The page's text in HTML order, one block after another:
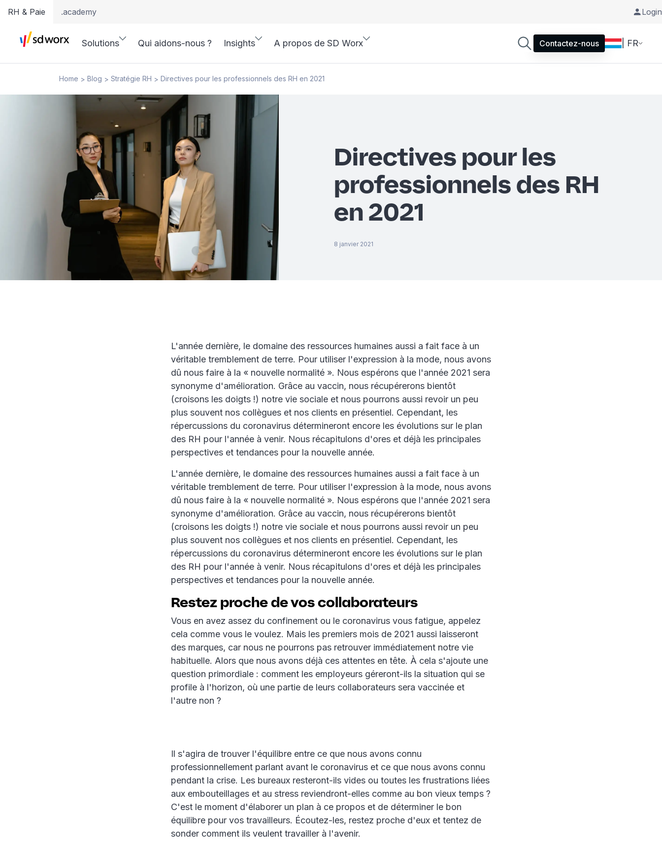
RH & Paie .academy Login
Solutions Qui aidons-nous ? Insights A propos de SD Worx Contactez-nous | FR
Home > Blog > Stratégie RH > Directives pour les professionnels des RH en 2021
Directives pour les
professionnels des RH
en 2021
8 janvier 2021
L'année dernière, le domaine des ressources humaines aussi a fait face à un
véritable tremblement de terre. Pour utiliser l'expression à la mode, nous avons
dû nous faire à la « nouvelle normalité ». Nous espérons que l'année 2021 sera
synonyme d'amélioration. Grâce au vaccin, nous récupérerons bientôt
(croisons les doigts !) notre vie sociale et nous pourrons aussi revoir un peu
plus souvent nos collègues et nos clients en présentiel. Cependant, les
répercussions du coronavirus détermineront encore les évolutions sur le plan
des RH pour l'année à venir. Nous récapitulons d'ores et déjà les principales
perspectives et tendances pour la nouvelle année.
L'année dernière, le domaine des ressources humaines aussi a fait face à un
véritable tremblement de terre. Pour utiliser l'expression à la mode, nous avons
dû nous faire à la « nouvelle normalité ». Nous espérons que l'année 2021 sera
synonyme d'amélioration. Grâce au vaccin, nous récupérerons bientôt
(croisons les doigts !) notre vie sociale et nous pourrons aussi revoir un peu
plus souvent nos collègues et nos clients en présentiel. Cependant, les
répercussions du coronavirus détermineront encore les évolutions sur le plan
des RH pour l'année à venir. Nous récapitulons d'ores et déjà les principales
perspectives et tendances pour la nouvelle année.
Restez proche de vos collaborateurs
Vous en avez assez du confinement ou le coronavirus vous fatigue, appelez
cela comme vous le voulez. Mais les premiers mois de 2021 aussi laisseront
des marques, car nous ne pourrons pas retrouver immédiatement notre vie
habituelle. Alors que nous avons déjà ces attentes en tête. À cela s'ajoute une
question primordiale : comment les employeurs géreront-ils la situation qui se
profile à l'horizon, où une partie de leurs collaborateurs sera vaccinée et
l'autre non ?
Il s'agira de trouver l'équilibre entre ce que nous avons connu
professionnellement parlant avant le coronavirus et ce que nous avons connu
pendant la crise. Les bureaux resteront-ils vides ou toutes les frustrations liées
aux embouteillages et au stress reviendront-elles comme au bon vieux temps ?
C'est le moment d'élaborer un plan à ce propos et de déterminer le bon
équilibre pour vos travailleurs. Écoutez-les, restez proche d'eux et tentez de
sonder comment ils veulent travailler à l'avenir.